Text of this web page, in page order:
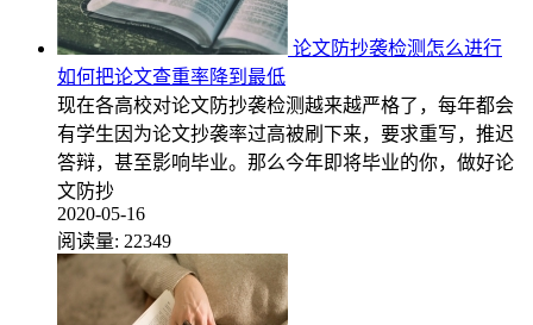
论文防抄袭检测怎么进行
如何把论文查重率降到最低
现在各高校对论文防抄袭检测越来越严格了，每年都会
有学生因为论文抄袭率过高被刷下来，要求重写，推迟
答辩，甚至影响毕业。那么今年即将毕业的你，做好论
文防抄
2020-05-16
阅读量: 22349